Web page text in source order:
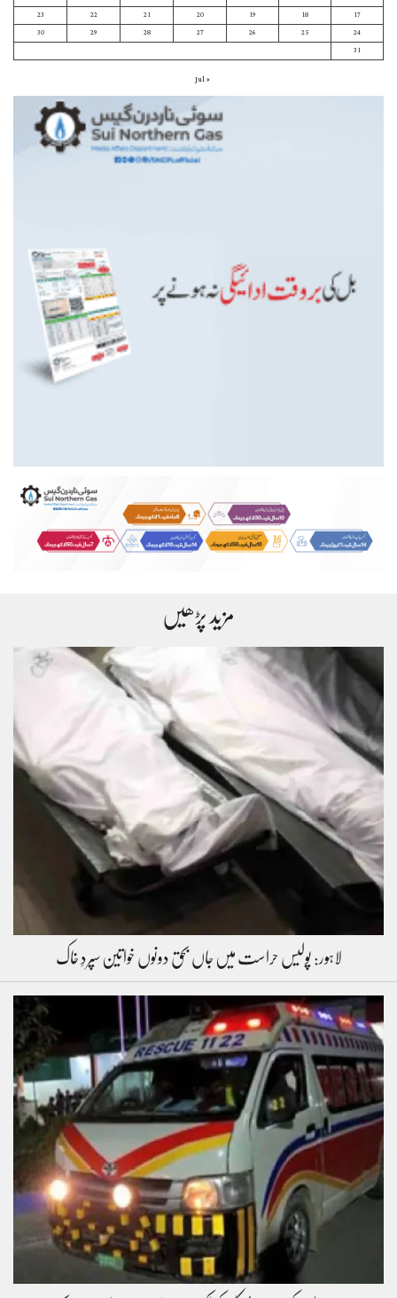
17
18
19
20
21
22
23
24
25
26
27
28
29
30
31
« Jul
مزید پڑھیں
لاہور: پولیس حراست میں جاں بحق دونوں خواتین سپردِ خاک